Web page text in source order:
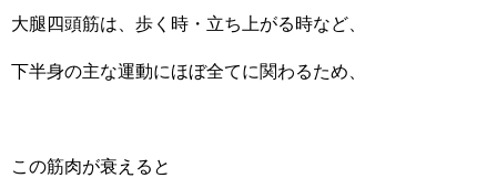
大腿四頭筋は、歩く時・立ち上がる時など、
下半身の主な運動にほぼ全てに関わるため、
この筋肉が衰えると